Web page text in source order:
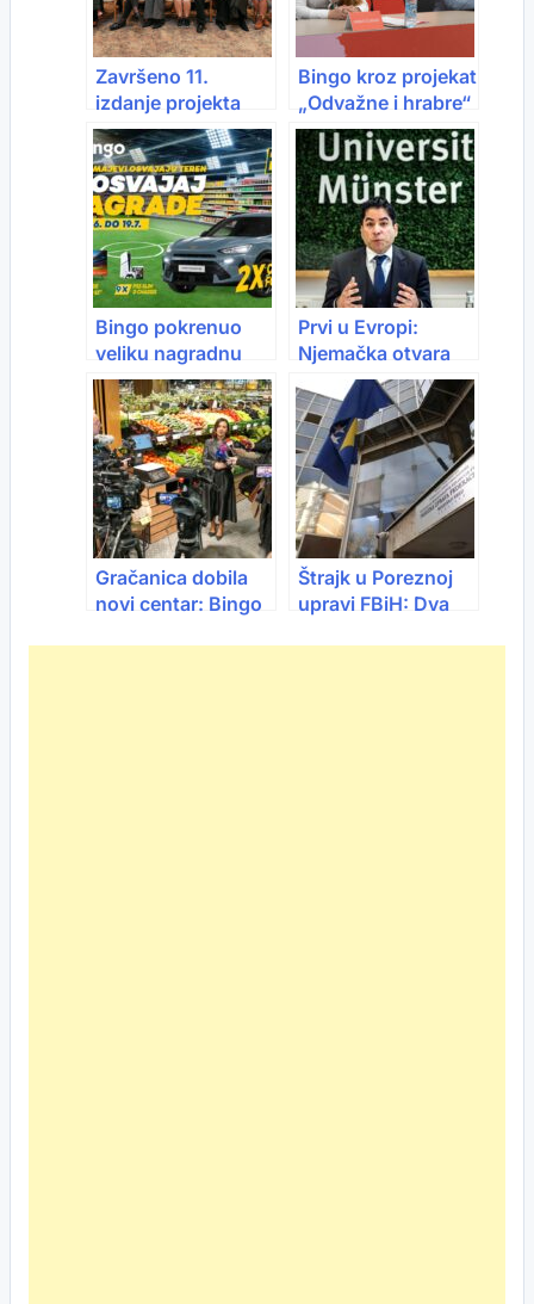
Završeno 11.
izdanje projekta
„Odvažne i hrabre“:
Bingo ponovo
podržao
poduzetnice s
50.000 KM
Bingo kroz projekat
„Odvažne i hrabre“
ponovo izdvaja
50.000 KM za
poduzetnice širom
BiH
Bingo pokrenuo
veliku nagradnu
igru “Bodrimo
naše”
Prvi u Evropi:
Njemačka otvara
Fakultet islamske
teologije
Gračanica dobila
novi centar: Bingo
Štrajk u Poreznoj
upravi FBiH: Dva